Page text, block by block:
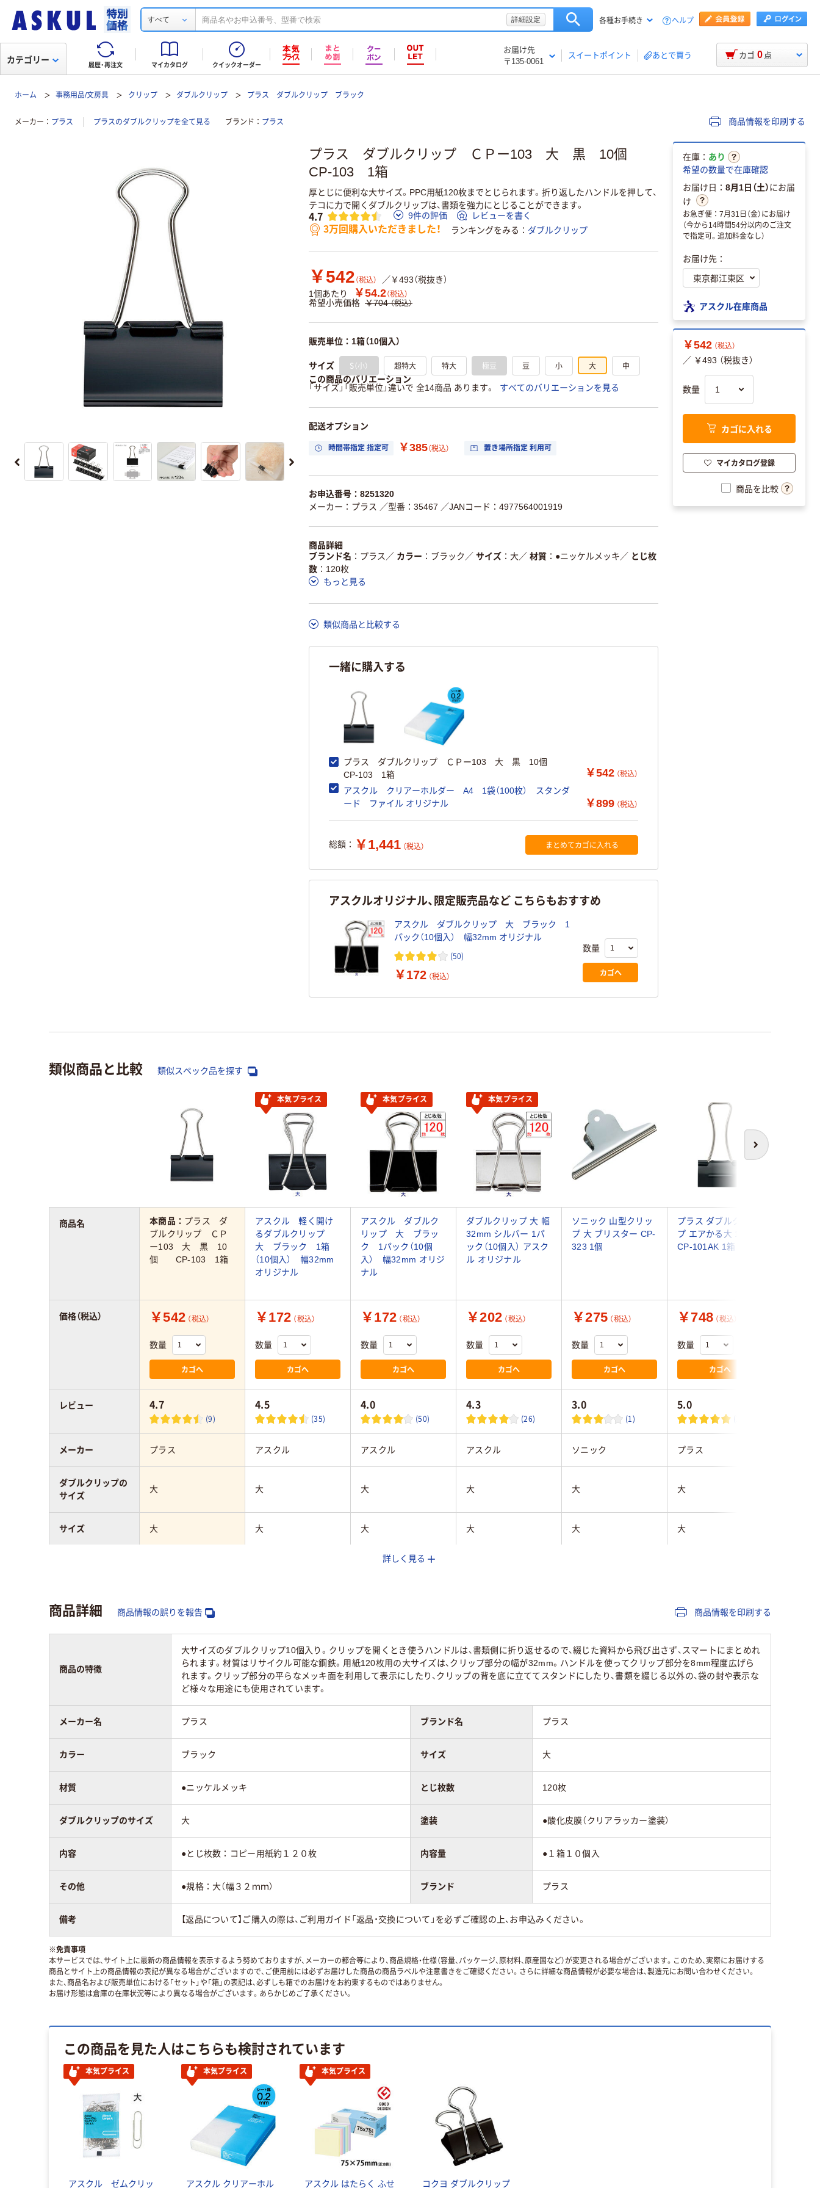
すべて 詳細設定 各種お手続き ヘルプ
履歴・再注文 マイカタログ クイックオーダー
お届け先
〒135-0061
スイートポイント あとで買う
カテゴリー カゴ 0 点
ホーム 事務用品/文房具 クリップ ダブルクリップ プラス ダブルクリップ ブラック
メーカー プラス プラスのダブルクリップを全て見る ブランド プラス 商品情報を印刷する
プラス ダブルクリップ ＣＰー103 大 黒 10個
CP-103 1箱
厚とじに便利な大サイズ。PPC用紙120枚までとじられます。折り返したハンドルを押して、
テコに力で開くダブルクリップは、書類を強力にとじることができます。
4.7 9件の評価 レビューを書く
3万回購入いただきました！ ランキングをみる ダブルクリップ
￥542 （税込）
／￥493（税抜き）
1個あたり
￥54.2（税込）
希望小売価格 ￥704 （税込）
販売単位：1箱（10個入）
サイズ S（小） 超特大 特大 極豆 豆 小 大 中
この商品のバリエーション
「サイズ」「販売単位」違いで 全14商品 あります。
すべてのバリエーションを見る
配送オプション
時間帯指定 指定可 ￥385（税込） 置き場所指定 利用可
お申込番号：8251320
メーカー：プラス ／型番：35467 ／JANコード：4977564001919
商品詳細
ブランド名
プラス ／ カラー ブラック ／ サイズ 大 ／ 材質 ●ニッケルメッキ ／ とじ枚
数
120枚
もっと見る
類似商品と比較する
一緒に購入する
プラス ダブルクリップ ＣＰー103 大 黒 10個
CP-103 1箱
￥542 （税込）
アスクル クリアーホルダー A4 1袋（100枚） スタンダ
ード ファイル オリジナル
￥899 （税込）
総額： ￥1,441 （税込） まとめてカゴに入れる
アスクルオリジナル、限定販売品など こちらもおすすめ
アスクル ダブルクリップ 大 ブラック 1
パック（10個入） 幅32mm オリジナル
(50)
￥172 （税込）
数量
カゴへ
在庫： あり
希望の数量で在庫確認
お届け日： 8月1日（土）にお届
け
お急ぎ便：7月31日（金）にお届け
（今から14時間54分以内のご注文
で指定可。追加料金なし）
お届け先：
アスクル在庫商品
￥542 （税込）
／ ￥493 （税抜き）
数量
カゴに入れる
マイカタログ登録
商品を比較
類似商品と比較 類似スペック品を探す
次へ
本気プライス 本気プライス 本気プライス
本商品： プラス ダ
ブルクリップ ＣＰ
ー103 大 黒 10
個 CP-103 1箱
アスクル 軽く開け
るダブルクリップ
大 ブラック 1箱
（10個入） 幅32mm
オリジナル
アスクル ダブルク
リップ 大 ブラッ
ク 1パック（10個
入） 幅32mm オリジ
ナル
ダブルクリップ 大 幅
32mm シルバー 1パ
ック（10個入） アスク
ル オリジナル
ソニック 山型クリッ
プ 大 ブリスター CP-
323 1個
プラス ダブルクリッ
プ エアかる大 10個
CP-101AK 1箱
￥542 （税込）
数量
カゴへ
￥172 （税込）
数量
カゴへ
￥172 （税込）
数量
カゴへ
￥202 （税込）
数量
カゴへ
￥275 （税込）
数量
カゴへ
￥748 （税込）
数量
カゴへ
4.7
(9)
4.5
(35)
4.0
(50)
4.3
(26)
3.0
(1)
5.0
(1)
プラス アスクル アスクル アスクル ソニック プラス
大 大 大 大 大 大
大 大 大 大 大 大
ブラック系
60 40 45
商品名
価格（税込）
レビュー
メーカー
ダブルクリップの
サイズ
サイズ
詳しく見る
商品詳細 商品情報の誤りを報告 商品情報を印刷する
商品の特徴
大サイズのダブルクリップ10個入り。クリップを開くとき使うハンドルは、書類側に折り返せるので、綴じた資料から飛び出さず、スマートにまとめれ
られます。材質はリサイクル可能な鋼鉄。用紙120枚用の大サイズは、クリップ部分の幅が32mm。ハンドルを使ってクリップ部分を8mm程度広げら
れます。クリップ部分の平らなメッキ面を利用して表示にしたり、クリップの背を底に立ててスタンドにしたり、書類を綴じる以外の、袋の封や表示な
ど様々な用途にも使用されています。
メーカー名 プラス ブランド名 プラス
カラー ブラック サイズ 大
材質 ●ニッケルメッキ とじ枚数 120枚
ダブルクリップのサイズ 大 塗装 ●酸化皮膜（クリアラッカー塗装）
内容 ●とじ枚数：コピー用紙約１２０枚 内容量 ●１箱１０個入
その他 ●規格：大（幅３２ｍｍ） ブランド プラス
備考 【返品について】ご購入の際は、ご利用ガイド「返品・交換について」を必ずご確認の上、お申込みください。
※免責事項
本サービスでは、サイト上に最新の商品情報を表示するよう努めておりますが、メーカーの都合等により、商品規格・仕様（容量、パッケージ、原材料、原産国など）が変更される場合がございます。このため、実際にお届けする
商品とサイト上の商品情報の表記が異なる場合がございますので、ご使用前には必ずお届けした商品の商品ラベルや注意書きをご確認ください。さらに詳細な商品情報が必要な場合は、製造元にお問い合わせください。
また、商品名および販売単位における「セット」や「箱」の表記は、必ずしも箱でのお届けをお約束するものではありません。
お届け形態は倉庫の在庫状況等により異なる場合がございます。あらかじめご了承ください。
この商品を見た人はこちらも検討されています
本気プライス
アスクル ゼムクリッ
本気プライス
アスクル クリアーホル
本気プライス
アスクル はたらく ふせ コクヨ ダブルクリップ